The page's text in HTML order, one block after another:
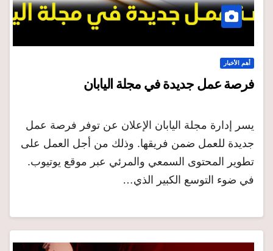
أهم الأخبار
فرصة عمل جديدة في مجلة اليابان
يسر إدارة مجلة اليابان الإعلان عن توفر فرصة عمل
جديدة للعمل ضمن فريقها. وذلك من أجل العمل على
تطوير المحتوى السمعي والمرئي عبر موقع يوتيوب.
في ضوء التوسع الكبير الذي…